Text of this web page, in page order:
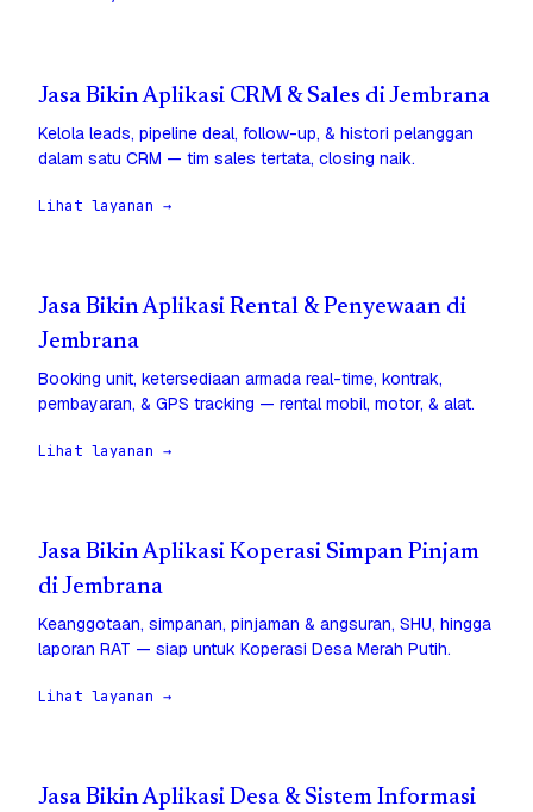
Jasa Bikin Aplikasi CRM & Sales di Jembrana
Kelola leads, pipeline deal, follow-up, & histori pelanggan
dalam satu CRM — tim sales tertata, closing naik.
Lihat layanan →
Jasa Bikin Aplikasi Rental & Penyewaan di
Jembrana
Booking unit, ketersediaan armada real-time, kontrak,
pembayaran, & GPS tracking — rental mobil, motor, & alat.
Lihat layanan →
Jasa Bikin Aplikasi Koperasi Simpan Pinjam
di Jembrana
Keanggotaan, simpanan, pinjaman & angsuran, SHU, hingga
laporan RAT — siap untuk Koperasi Desa Merah Putih.
Lihat layanan →
Jasa Bikin Aplikasi Desa & Sistem Informasi